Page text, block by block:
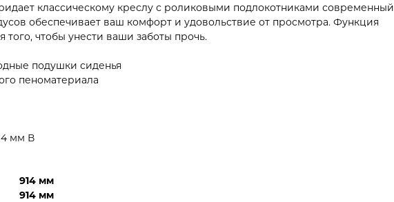
классическому креслу с роликовыми подлокотниками современный
обеспечивает ваш комфорт и удовольствие от просмотра. Функция
того, чтобы унести ваши заботы прочь.
подушки сиденья
пеноматериала
мм В
914 мм
914 мм